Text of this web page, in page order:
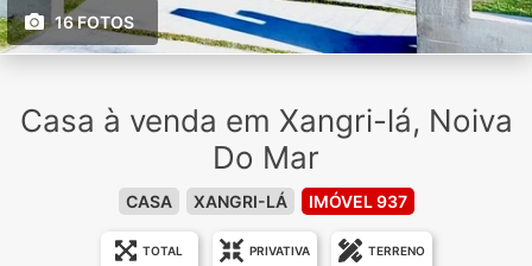
16 FOTOS
Casa à venda em Xangri-lá, Noiva
Do Mar
CASA XANGRI-LÁ IMÓVEL 937
TOTAL PRIVATIVA TERRENO